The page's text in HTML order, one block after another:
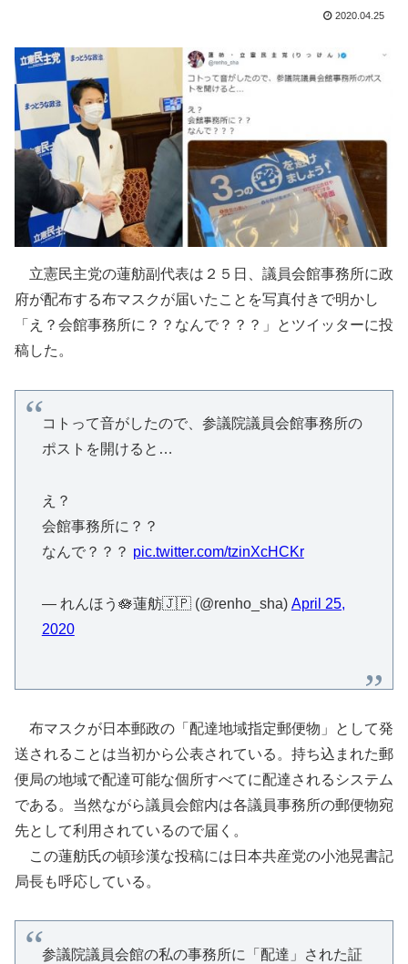
2020.04.25
立憲民主党の蓮舫副代表は２５日、議員会館事務所に政
府が配布する布マスクが届いたことを写真付きで明かし
「え？会館事務所に？？なんで？？？」とツイッターに投
稿した。
コトって音がしたので、参議院議員会館事務所の
ポストを開けると…
え？
会館事務所に？？
なんで？？？ pic.twitter.com/tzinXcHCKr
— れんほう🪷蓮舫🇯🇵 (@renho_sha) April 25,
2020
布マスクが日本郵政の「配達地域指定郵便物」として発
送されることは当初から公表されている。持ち込まれた郵
便局の地域で配達可能な個所すべてに配達されるシステム
である。当然ながら議員会館内は各議員事務所の郵便物宛
先として利用されているので届く。
この蓮舫氏の頓珍漢な投稿には日本共産党の小池晃書記
局長も呼応している。
参議院議員会館の私の事務所に「配達」された証